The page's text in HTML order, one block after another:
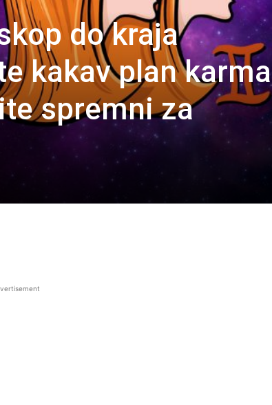
do kraja
kakav plan karma
spremni za